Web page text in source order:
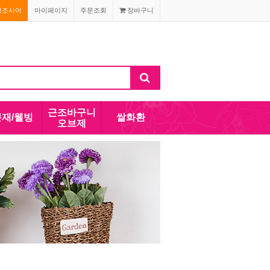
장바구니
주문조회
마이페이지
조사어
/웰빙
근조바구니
오브제
쌀화환